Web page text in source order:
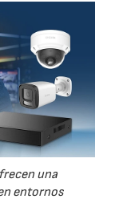
una
entornos